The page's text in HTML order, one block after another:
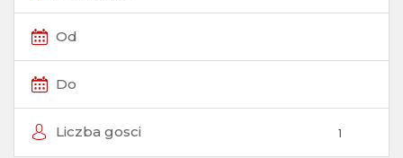
Od
Do
Liczba gosci